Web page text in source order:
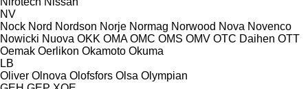
NV
Nock Nord Nordson Norje Normag Norwood Nova Novenco
Nowicki Nuova OKK OMA OMC OMS OMV OTC Daihen OTT
Oemak Oerlikon Okamoto Okuma
LB
Oliver Olnova Olofsfors Olsa Olympian